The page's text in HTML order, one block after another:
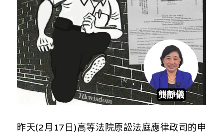
反華推手懶人包
民主派騙案十式
反華推手起底
美西霸凌內幕
美西極權主義
KOL 專欄
林淑芳專欄
屈穎妍專欄
朱庭萱專欄
莫綺琪專欄
絕密法庭檔案
醫院口岸爆炸案
屠龍小隊案
黎智英案審訊
生活
吃喝玩指南
休閒好介紹
關於我們
人才招聘
搜索
昨天(2月17日)高等法院原訟法庭應律政司的申